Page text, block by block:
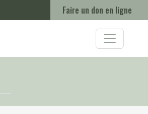
Faire un don en ligne